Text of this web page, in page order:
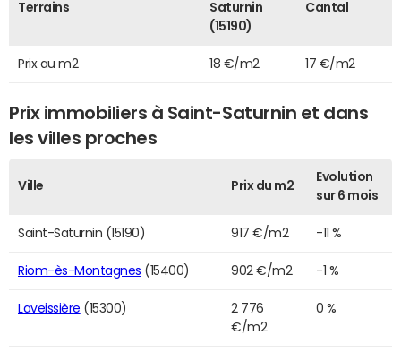
Terrains
Saturnin
(15190)
Cantal
Prix au m2 18 €/m2 17 €/m2
Prix immobiliers à Saint-Saturnin et dans
les villes proches
Ville Prix du m2
Evolution
sur 6 mois
Saint-Saturnin (15190) 917 €/m2 -11 %
Riom-ès-Montagnes (15400) 902 €/m2 -1 %
Laveissière (15300)
2 776
€/m2
0 %